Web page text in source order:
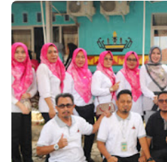
Premium
By
Raushan
Design
With
Shroff
Templates